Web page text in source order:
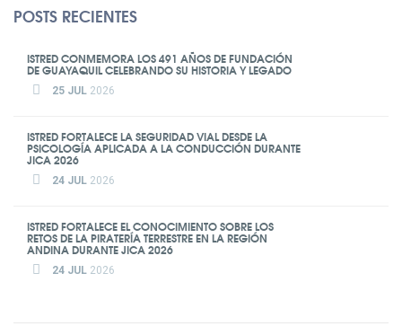
POSTS RECIENTES
ISTRED CONMEMORA LOS 491 AÑOS DE FUNDACIÓN
DE GUAYAQUIL CELEBRANDO SU HISTORIA Y LEGADO
25 JUL 2026
ISTRED FORTALECE LA SEGURIDAD VIAL DESDE LA
PSICOLOGÍA APLICADA A LA CONDUCCIÓN DURANTE
JICA 2026
24 JUL 2026
ISTRED FORTALECE EL CONOCIMIENTO SOBRE LOS
RETOS DE LA PIRATERÍA TERRESTRE EN LA REGIÓN
ANDINA DURANTE JICA 2026
24 JUL 2026